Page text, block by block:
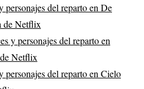
personajes del reparto en De
de Netflix
y personajes del reparto en
Netflix
personajes del reparto en Cielo